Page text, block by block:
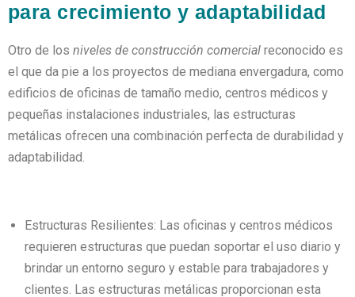
para crecimiento y adaptabilidad
Otro de los niveles de construcción comercial reconocido es
el que da pie a los proyectos de mediana envergadura, como
edificios de oficinas de tamaño medio, centros médicos y
pequeñas instalaciones industriales, las estructuras
metálicas ofrecen una combinación perfecta de durabilidad y
adaptabilidad.
Estructuras Resilientes: Las oficinas y centros médicos
requieren estructuras que puedan soportar el uso diario y
brindar un entorno seguro y estable para trabajadores y
clientes. Las estructuras metálicas proporcionan esta